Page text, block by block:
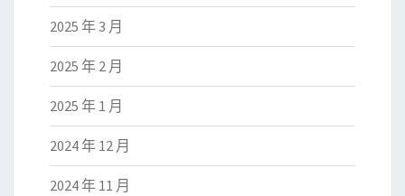
2025 年 3 月
2025 年 2 月
2025 年 1 月
2024 年 12 月
2024 年 11 月